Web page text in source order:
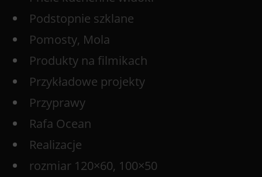
Podstopnie szklane
Pomosty, Mola
Produkty na filmikach
Przykładowe projekty
Przyprawy
Rafa Ocean
Realizacje
rozmiar 120×60, 100×50